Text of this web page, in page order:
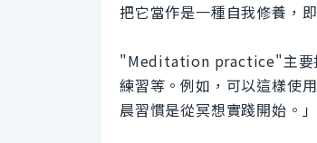
把它當作是一種自我修養，
"Meditation practice"主要
練習等。例如，可以這樣
晨習慣是從冥想實踐開始。」